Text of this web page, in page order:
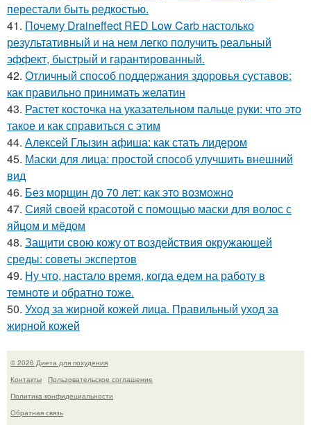
перестали быть редкостью.
41. Почему Draineffect RED Low Carb настолько
результативный и на нем легко получить реальный
эффект, быстрый и гарантированный.
42. Отличный способ поддержания здоровья суставов:
как правильно принимать желатин
43. Растет косточка на указательном пальце руки: что это
такое и как справиться с этим
44. Алексей Глызин афиша: как стать лидером
45. Маски для лица: простой способ улучшить внешний
вид
46. Без морщин до 70 лет: как это возможно
47. Сияй своей красотой с помощью маски для волос с
яйцом и мёдом
48. Защити свою кожу от воздействия окружающей
среды: советы экспертов
49. Ну что, настало время, когда едем на работу в
темноте и обратно тоже.
50. Уход за жирной кожей лица. Правильный уход за
жирной кожей
© 2026 Диета для похудения
Контакты
Пользовательское соглашение
Политика конфидециальности
Обратная связь